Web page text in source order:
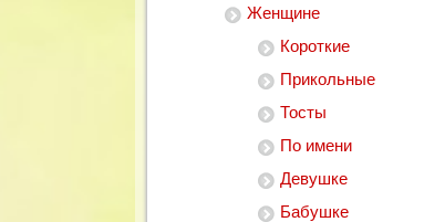
Женщине
Короткие
Прикольные
Тосты
По имени
Девушке
Бабушке